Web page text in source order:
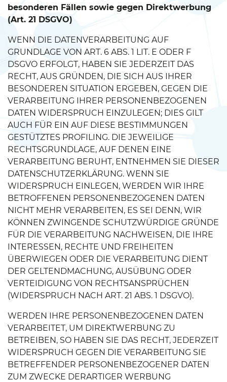
besonderen Fällen sowie gegen Direktwerbung
(Art. 21 DSGVO)
WENN DIE DATENVERARBEITUNG AUF
GRUNDLAGE VON ART. 6 ABS. 1 LIT. E ODER F
DSGVO ERFOLGT, HABEN SIE JEDERZEIT DAS
RECHT, AUS GRÜNDEN, DIE SICH AUS IHRER
BESONDEREN SITUATION ERGEBEN, GEGEN DIE
VERARBEITUNG IHRER PERSONENBEZOGENEN
DATEN WIDERSPRUCH EINZULEGEN; DIES GILT
AUCH FÜR EIN AUF DIESE BESTIMMUNGEN
GESTÜTZTES PROFILING. DIE JEWEILIGE
RECHTSGRUNDLAGE, AUF DENEN EINE
VERARBEITUNG BERUHT, ENTNEHMEN SIE DIESER
DATENSCHUTZERKLÄRUNG. WENN SIE
WIDERSPRUCH EINLEGEN, WERDEN WIR IHRE
BETROFFENEN PERSONENBEZOGENEN DATEN
NICHT MEHR VERARBEITEN, ES SEI DENN, WIR
KÖNNEN ZWINGENDE SCHUTZWÜRDIGE GRÜNDE
FÜR DIE VERARBEITUNG NACHWEISEN, DIE IHRE
INTERESSEN, RECHTE UND FREIHEITEN
ÜBERWIEGEN ODER DIE VERARBEITUNG DIENT
DER GELTENDMACHUNG, AUSÜBUNG ODER
VERTEIDIGUNG VON RECHTSANSPRÜCHEN
(WIDERSPRUCH NACH ART. 21 ABS. 1 DSGVO).
WERDEN IHRE PERSONENBEZOGENEN DATEN
VERARBEITET, UM DIREKTWERBUNG ZU
BETREIBEN, SO HABEN SIE DAS RECHT, JEDERZEIT
WIDERSPRUCH GEGEN DIE VERARBEITUNG SIE
BETREFFENDER PERSONENBEZOGENER DATEN
ZUM ZWECKE DERARTIGER WERBUNG